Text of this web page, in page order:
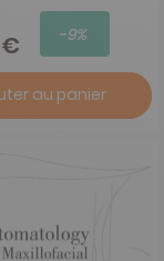
€ -9%
au panier